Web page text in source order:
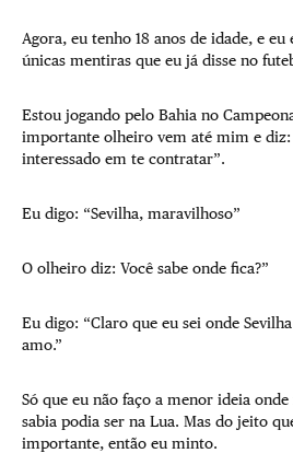
Agora, eu tenho 18 anos de idade, e
únicas mentiras que eu já disse no
Estou jogando pelo Bahia no
importante olheiro vem até mim e diz:
interessado em te contratar”.
Eu digo: “Sevilha, maravilhoso”
O olheiro diz: Você sabe onde fica?”
Eu digo: “Claro que eu sei onde
amo.”
Só que eu não faço a menor ideia
sabia podia ser na Lua. Mas do jeito
importante, então eu minto.